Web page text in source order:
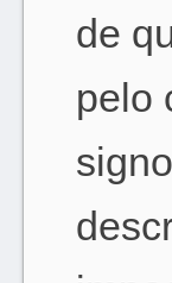
de
pelo